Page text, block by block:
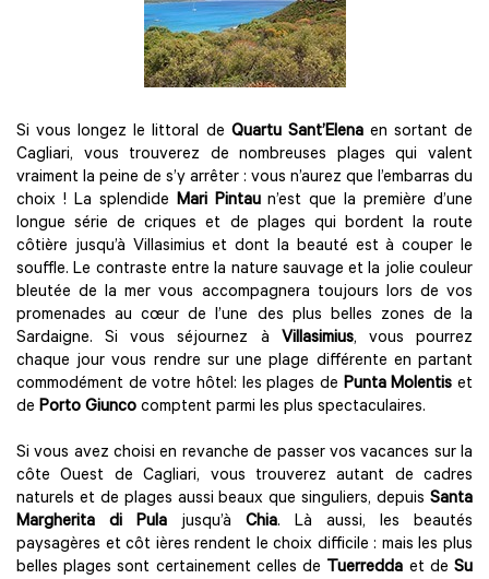
Si vous longez le littoral de Quartu Sant’Elenaen sortant de
Cagliari, vous trouverez de nombreuses plages qui valent
vraiment la peine de s’y arrêter : vous n’aurez que l’embarras du
choix ! La splendide Mari Pintaun’est que la première d’une
longue série de criques et de plages qui bordent la route
côtière jusqu’à Villasimius et dont la beauté est à couper le
souffle. Le contraste entre la nature sauvage et la jolie couleur
bleutée de la mer vous accompagnera toujours lors de vos
promenades au cœur de l’une des plus belles zones de la
Sardaigne. Si vous séjournez à Villasimius, vous pourrez
chaque jour vous rendre sur une plage différente en partant
commodément de votre hôtel: les plages de Punta Molentis et
de Porto Giunco comptent parmi les plus spectaculaires.
Si vous avez choisi en revanche de passer vos vacances sur la
côte Ouest de Cagliari, vous trouverez autant de cadres
naturels et de plages aussi beaux que singuliers, depuis Santa
Margherita di Pula jusqu’à Chia. Là aussi, les beautés
paysagères et côt ières rendent le choix difficile : mais les plus
belles plages sont certainement celles de Tuerredda et deSu